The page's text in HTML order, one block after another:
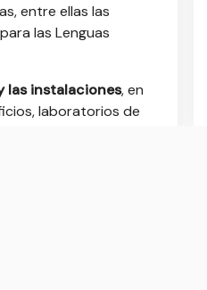
entre ellas las
las Lenguas
las instalaciones, en
laboratorios de